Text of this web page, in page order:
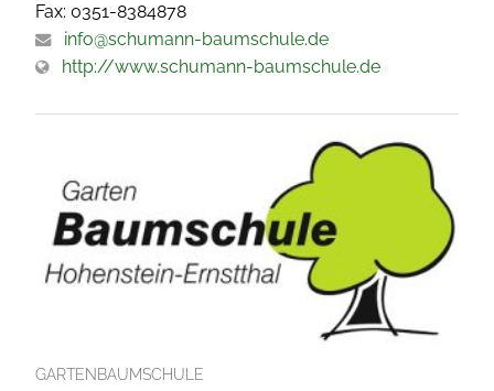
Fax: 0351-8384878
info@schumann-baumschule.de
http://www.schumann-baumschule.de
GARTENBAUMSCHULE